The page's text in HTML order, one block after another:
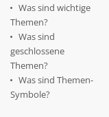
Was sind wichtige
Themen?
Was sind
geschlossene
Themen?
Was sind Themen-
Symbole?